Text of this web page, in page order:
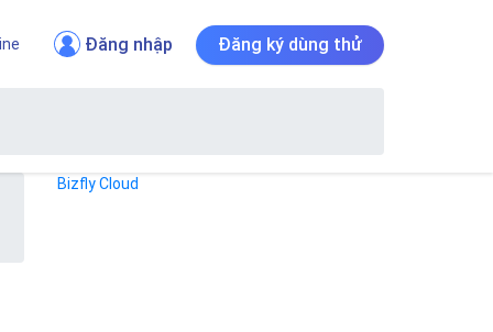
Đăng nhập Đăng ký dùng thử
Bizfly Cloud